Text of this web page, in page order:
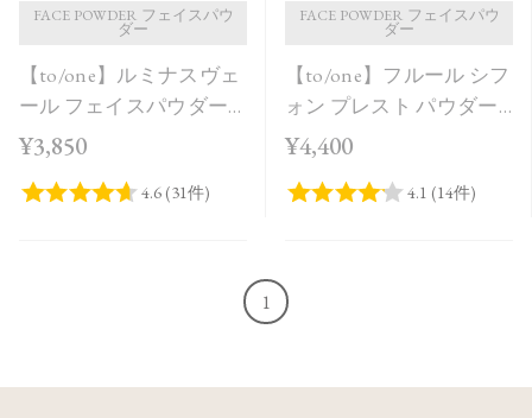
レビュー評価が高い順
FACE POWDER フェイスパウ
ダー
【to/one】ルミナスヴェ
ール フェイスパウダー
＜全2色＞
¥3,850
FACE POWDER フェイスパウ
ダー
【to/one】フルール シフ
ォン プレスト パウダー
［00］
¥4,400
1